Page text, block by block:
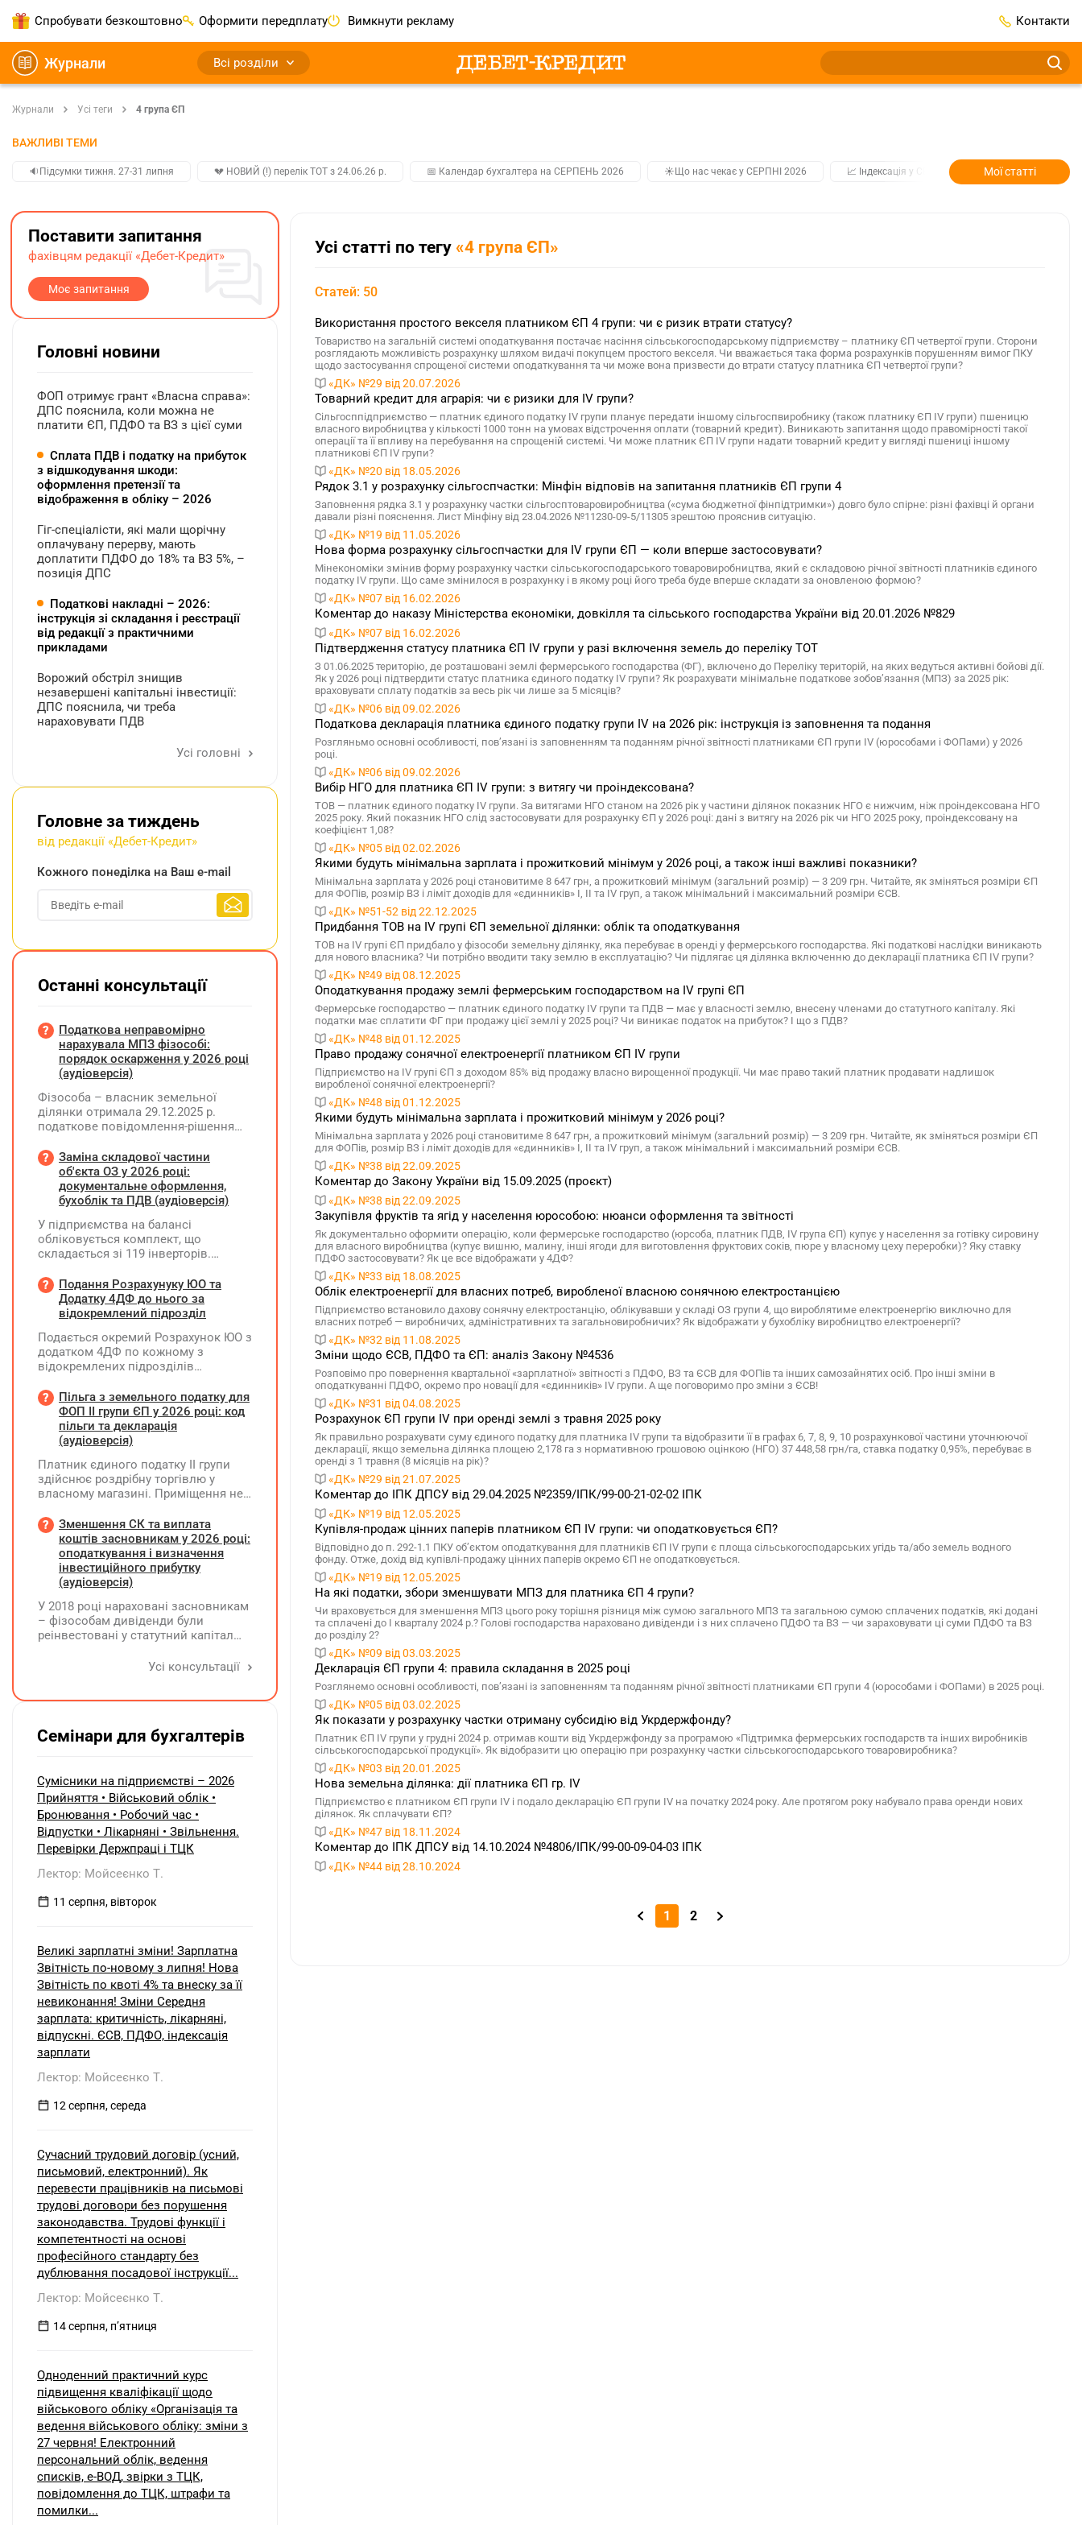
Спробувати безкоштовно Оформити передплату Вимкнути рекламу Контакти
Журнали Всі розділи
Журнали Усі теги 4 група ЄП
ВАЖЛИВІ ТЕМИ
🔉Підсумки тижня. 27-31 липня 💔 НОВИЙ (!) перелік ТОТ з 24.06.26 р. 📅 Календар бухгалтера на СЕРПЕНЬ 2026 ☀️Що нас чекає у СЕРПНІ 2026 📈 Індексація у СЕРПНІ 2️⃣0️⃣2️⃣7️⃣ Усі
Мої статті
Усі статті по тегу «4 група ЄП»
Статей: 50
Використання простого векселя платником ЄП 4 групи: чи є ризик втрати статусу?
Товариство на загальній системі оподаткування постачає насіння сільськогосподарському підприємству – платнику ЄП четвертої групи. Сторони
розглядають можливість розрахунку шляхом видачі покупцем простого векселя. Чи вважається така форма розрахунків порушенням вимог ПКУ
щодо застосування спрощеної системи оподаткування та чи може вона призвести до втрати статусу платника ЄП четвертої групи?
«ДК» №29 від 20.07.2026
Товарний кредит для аграрія: чи є ризики для IV групи?
Сільгосппідприємство — платник єдиного податку IV групи планує передати іншому сільгоспвиробнику (також платнику ЄП IV групи) пшеницю
власного виробництва у кількості 1000 тонн на умовах відстрочення оплати (товарний кредит). Виникають запитання щодо правомірності такої
операції та її впливу на перебування на спрощеній системі. Чи може платник ЄП IV групи надати товарний кредит у вигляді пшениці іншому
платникові ЄП IV групи?
«ДК» №20 від 18.05.2026
Рядок 3.1 у розрахунку сільгоспчастки: Мінфін відповів на запитання платників ЄП групи 4
Заповнення рядка 3.1 у розрахунку частки сільгосптоваровиробництва («сума бюджетної фінпідтримки») довго було спірне: різні фахівці й органи
давали різні пояснення. Лист Мінфіну від 23.04.2026 №11230-09-5/11305 зрештою прояснив ситуацію.
«ДК» №19 від 11.05.2026
Нова форма розрахунку сільгоспчастки для IV групи ЄП — коли вперше застосовувати?
Мінекономіки змінив форму розрахунку частки сільськогосподарського товаровиробництва, який є складовою річної звітності платників єдиного
податку IV групи. Що саме змінилося в розрахунку і в якому році його треба буде вперше складати за оновленою формою?
«ДК» №07 від 16.02.2026
Коментар до наказу Міністерства економіки, довкілля та сільського господарства України від 20.01.2026 №829
«ДК» №07 від 16.02.2026
Підтвердження статусу платника ЄП IV групи у разі включення земель до переліку ТОТ
З 01.06.2025 територію, де розташовані землі фермерського господарства (ФГ), включено до Переліку територій, на яких ведуться активні бойові дії.
Як у 2026 році підтвердити статус платника єдиного податку IV групи? Як розрахувати мінімальне податкове зобов’язання (МПЗ) за 2025 рік:
враховувати сплату податків за весь рік чи лише за 5 місяців?
«ДК» №06 від 09.02.2026
Податкова декларація платника єдиного податку групи IV на 2026 рік: інструкція із заповнення та подання
Розгляньмо основні особливості, пов’язані із заповненням та поданням річної звітності платниками ЄП групи IV (юрособами і ФОПами) у 2026
році.
«ДК» №06 від 09.02.2026
Вибір НГО для платника ЄП IV групи: з витягу чи проіндексована?
ТОВ — платник єдиного податку IV групи. За витягами НГО станом на 2026 рік у частини ділянок показник НГО є нижчим, ніж проіндексована НГО
2025 року. Який показник НГО слід застосовувати для розрахунку ЄП у 2026 році: дані з витягу на 2026 рік чи НГО 2025 року, проіндексовану на
коефіцієнт 1,08?
«ДК» №05 від 02.02.2026
Якими будуть мінімальна зарплата і прожитковий мінімум у 2026 році, а також інші важливі показники?
Мінімальна зарплата у 2026 році становитиме 8 647 грн, а прожитковий мінімум (загальний розмір) — 3 209 грн. Читайте, як зміняться розміри ЄП
для ФОПів, розмір ВЗ і ліміт доходів для «єдинників» І, ІІ та IV груп, а також мінімальний і максимальний розміри ЄСВ.
«ДК» №51-52 від 22.12.2025
Придбання ТОВ на IV групі ЄП земельної ділянки: облік та оподаткування
ТОВ на IV групі ЄП придбало у фізособи земельну ділянку, яка перебуває в оренді у фермерського господарства. Які податкові наслідки виникають
для нового власника? Чи потрібно вводити таку землю в експлуатацію? Чи підлягає ця ділянка включенню до декларації платника ЄП IV групи?
«ДК» №49 від 08.12.2025
Оподаткування продажу землі фермерським господарством на IV групі ЄП
Фермерське господарство — платник єдиного податку IV групи та ПДВ — має у власності землю, внесену членами до статутного капіталу. Які
податки має сплатити ФГ при продажу цієї землі у 2025 році? Чи виникає податок на прибуток? І що з ПДВ?
«ДК» №48 від 01.12.2025
Право продажу сонячної електроенергії платником ЄП IV групи
Підприємство на IV групі ЄП з доходом 85% від продажу власно вирощенної продукції. Чи має право такий платник продавати надлишок
виробленої сонячної електроенергії?
«ДК» №48 від 01.12.2025
Якими будуть мінімальна зарплата і прожитковий мінімум у 2026 році?
Мінімальна зарплата у 2026 році становитиме 8 647 грн, а прожитковий мінімум (загальний розмір) — 3 209 грн. Читайте, як зміняться розміри ЄП
для ФОПів, розмір ВЗ і ліміт доходів для «єдинників» І, ІІ та IV груп, а також мінімальний і максимальний розміри ЄСВ.
«ДК» №38 від 22.09.2025
Коментар до Закону України від 15.09.2025 (проєкт)
«ДК» №38 від 22.09.2025
Закупівля фруктів та ягід у населення юрособою: нюанси оформлення та звітності
Як документально оформити операцію, коли фермерське господарство (юрсоба, платник ПДВ, IV група ЄП) купує у населення за готівку сировину
для власного виробництва (купує вишню, малину, інші ягоди для виготовлення фруктових соків, пюре у власному цеху переробки)? Яку ставку
ПДФО застосовувати? Як це все відображати у 4ДФ?
«ДК» №33 від 18.08.2025
Облік електроенергії для власних потреб, виробленої власною сонячною електростанцією
Підприємство встановило дахову сонячну електростанцію, облікувавши у складі ОЗ групи 4, що вироблятиме електроенергію виключно для
власних потреб — виробничих, адміністративних та загальновиробничих? Як відображати у бухобліку виробництво електроенергії?
«ДК» №32 від 11.08.2025
Зміни щодо ЄСВ, ПДФО та ЄП: аналіз Закону №4536
Розповімо про повернення квартальної «зарплатної» звітності з ПДФО, ВЗ та ЄСВ для ФОПів та інших самозайнятих осіб. Про інші зміни в
оподаткуванні ПДФО, окремо про новації для «єдинників» IV групи. А ще поговоримо про зміни з ЄСВ!
«ДК» №31 від 04.08.2025
Розрахунок ЄП групи IV при оренді землі з травня 2025 року
Як правильно розрахувати суму єдиного податку для платника IV групи та відобразити її в графах 6, 7, 8, 9, 10 розрахункової частини уточнюючої
декларації, якщо земельна ділянка площею 2,178 га з нормативною грошовою оцінкою (НГО) 37 448,58 грн/га, ставка податку 0,95%, перебуває в
оренді з 1 травня (8 місяців на рік)?
«ДК» №29 від 21.07.2025
Коментар до ІПК ДПСУ від 29.04.2025 №2359/ІПК/99-00-21-02-02 ІПК
«ДК» №19 від 12.05.2025
Купівля-продаж цінних паперів платником ЄП IV групи: чи оподатковується ЄП?
Відповідно до п. 292-1.1 ПКУ об’єктом оподаткування для платників ЄП IV групи є площа сільськогосподарських угідь та/або земель водного
фонду. Отже, дохід від купівлі-продажу цінних паперів окремо ЄП не оподатковується.
«ДК» №19 від 12.05.2025
На які податки, збори зменшувати МПЗ для платника ЄП 4 групи?
Чи враховується для зменшення МПЗ цього року торішня різниця між сумою загального МПЗ та загальною сумою сплачених податків, які додані
та сплачені до І кварталу 2024 р.? Голові господарства нараховано дивіденди і з них сплачено ПДФО та ВЗ — чи зараховувати ці суми ПДФО та ВЗ
до розділу 2?
«ДК» №09 від 03.03.2025
Декларація ЄП групи 4: правила складання в 2025 році
Розглянемо основні особливості, пов’язані із заповненням та поданням річної звітності платниками ЄП групи 4 (юрособами і ФОПами) в 2025 році.
«ДК» №05 від 03.02.2025
Як показати у розрахунку частки отриману субсидію від Укрдержфонду?
Платник ЄП IV групи у грудні 2024 р. отримав кошти від Укрдержфонду за програмою «Підтримка фермерських господарств та інших виробників
сільськогосподарської продукції». Як відобразити цю операцію при розрахунку частки сільськогосподарського товаровиробника?
«ДК» №03 від 20.01.2025
Нова земельна ділянка: дії платника ЄП гр. IV
Підприємство є платником ЄП групи IV і подало декларацію ЄП групи IV на початку 2024 року. Але протягом року набувало права оренди нових
ділянок. Як сплачувати ЄП?
«ДК» №47 від 18.11.2024
Коментар до ІПК ДПСУ від 14.10.2024 №4806/ІПК/99-00-09-04-03 ІПК
«ДК» №44 від 28.10.2024
1 2
Поставити запитання
фахівцям редакції «Дебет-Кредит»
Моє запитання
Головні новини
ФОП отримує грант «Власна справа»:
ДПС пояснила, коли можна не
платити ЄП, ПДФО та ВЗ з цієї суми
Сплата ПДВ і податку на прибуток
з відшкодування шкоди:
оформлення претензії та
відображення в обліку – 2026
Гіг-спеціалісти, які мали щорічну
оплачувану перерву, мають
доплатити ПДФО до 18% та ВЗ 5%, –
позиція ДПС
Податкові накладні – 2026:
інструкція зі складання і реєстрації
від редакції з практичними
прикладами
Ворожий обстріл знищив
незавершені капітальні інвестиції:
ДПС пояснила, чи треба
нараховувати ПДВ
Усі головні
Головне за тиждень
від редакції «Дебет-Кредит»
Кожного понеділка на Ваш e-mail
Останні консультації
Податкова неправомірно
нарахувала МПЗ фізособі:
порядок оскарження у 2026 році
(аудіоверсія)
Фізособа – власник земельної
ділянки отримала 29.12.2025 р.
податкове повідомлення-рішення
нарахування МПЗ за весь 2024 рік.
При цьому земельна ділянка була
передана в оренду приватному
підприємству за договором від
зареєстровано у Держреєстрі
речових прав на нерухоме майно
лише 01.04.2024 р. Як оскаржити
лише за січень – березень 2024
року?
Заміна складової частини
об'єкта ОЗ у 2026 році:
документальне оформлення,
бухоблік та ПДВ (аудіоверсія)
У підприємства на балансі
обліковується комплект, що
складається зі 119 інверторів.
грудні 2024 року, при його придбанні
було сформовано ПК з ПДВ. У
червні 2026 року один з інверторів
підлягає. У липні 2026 року
підприємство придбало новий
інвертор і власними силами
несправного. Як відобразити ці
операції в бухобліку та які
виникають наслідки з ПДВ?
Подання Розрахунуку ЮО та
Додатку 4ДФ до нього за
відокремлений підрозділ
Подається окремий Розрахунок ЮО з
додатком 4ДФ по кожному з
відокремлених підрозділів
нараховувати, утримувати і
сплачувати (перераховувати)
податок на доходи фізичних осіб до
бюджету
Пільга з земельного податку для
ФОП ІІ групи ЄП у 2026 році: код
пільги та декларація
(аудіоверсія)
Платник єдиного податку ІІ групи
здійснює роздрібну торгівлю у
власному магазині. Приміщення не
земельну ділянку має як ФОП. Як
правильно застосувати пільгу з
земельного податку? Подано форму
№20-ОПП на магазин і землю. Чи
необхідно подавати декларацію з
пільги зазначати?
Зменшення СК та виплата
коштів засновникам у 2026 році:
оподаткування і визначення
інвестиційного прибутку
(аудіоверсія)
У 2018 році нараховані засновникам
– фізособам дивіденди були
реінвестовані у статутний капітал
ПДФО та ВЗ. Крім того, статутний
виплатити кошти засновникам. Чи
Усі консультації
Семінари для бухгалтерів
Сумісники на підприємстві – 2026
Прийняття • Військовий облік •
Бронювання • Робочий час •
Відпустки • Лікарняні • Звільнення.
Перевірки Держпраці і ТЦК
Лектор: Мойсеєнко Т.
11 серпня, вівторок
Великі зарплатні зміни! Зарплатна
Звітність по-новому з липня! Нова
Звітність по квоті 4% та внеску за її
невиконання! Зміни Середня
зарплата: критичність, лікарняні,
відпускні. ЄСВ, ПДФО, індексація
зарплати
Лектор: Мойсеєнко Т.
12 серпня, середа
Сучасний трудовий договір (усний,
письмовий, електронний). Як
перевести працівників на письмові
трудові договори без порушення
законодавства. Трудові функції і
компетентності на основі
професійного стандарту без
дублювання посадової інструкції...
Лектор: Мойсеєнко Т.
14 серпня, пʼятниця
Одноденний практичний курс
підвищення кваліфікації щодо
військового обліку «Організація та
ведення військового обліку: зміни з
27 червня! Електронний
персональний облік, ведення
списків, е-ВОД, звірки з ТЦК,
повідомлення до ТЦК, штрафи та
помилки...